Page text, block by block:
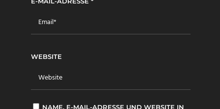
WEBSITE
NAME, E-MAIL-ADRESSE UND WEBSITE IN